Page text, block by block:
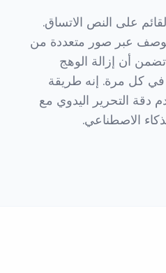
على النص الاتساق.
عبر صور متعددة من
أن إزالة الوهج
في كل مرة. إنه طريقة
دقة التحرير اليدوي مع
الاصطناعي.